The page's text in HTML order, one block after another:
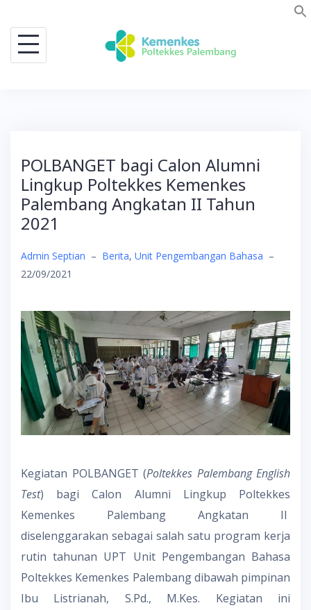
content
POLBANGET bagi Calon Alumni
Lingkup Poltekkes Kemenkes
Palembang Angkatan II Tahun
2021
Admin Septian – Berita, Unit Pengembangan Bahasa –
22/09/2021
Kegiatan POLBANGET (Poltekkes Palembang English
Test) bagi Calon Alumni Lingkup Poltekkes
Kemenkes Palembang Angkatan II
diselenggarakan sebagai salah satu program kerja
rutin tahunan UPT Unit Pengembangan Bahasa
Poltekkes Kemenkes Palembang dibawah pimpinan
Ibu Listrianah, S.Pd., M.Kes. Kegiatan ini